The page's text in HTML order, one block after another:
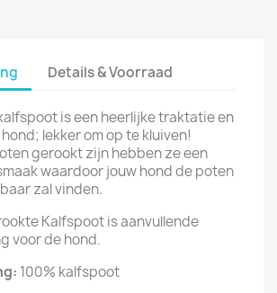
Details & Voorraad
is een heerlijke traktatie en
lekker om op te kluiven!
gerookt zijn hebben ze een
waardoor jouw hond de poten
zal vinden.
Kalfspoot is aanvullende
voor de hond.
100% kalfspoot